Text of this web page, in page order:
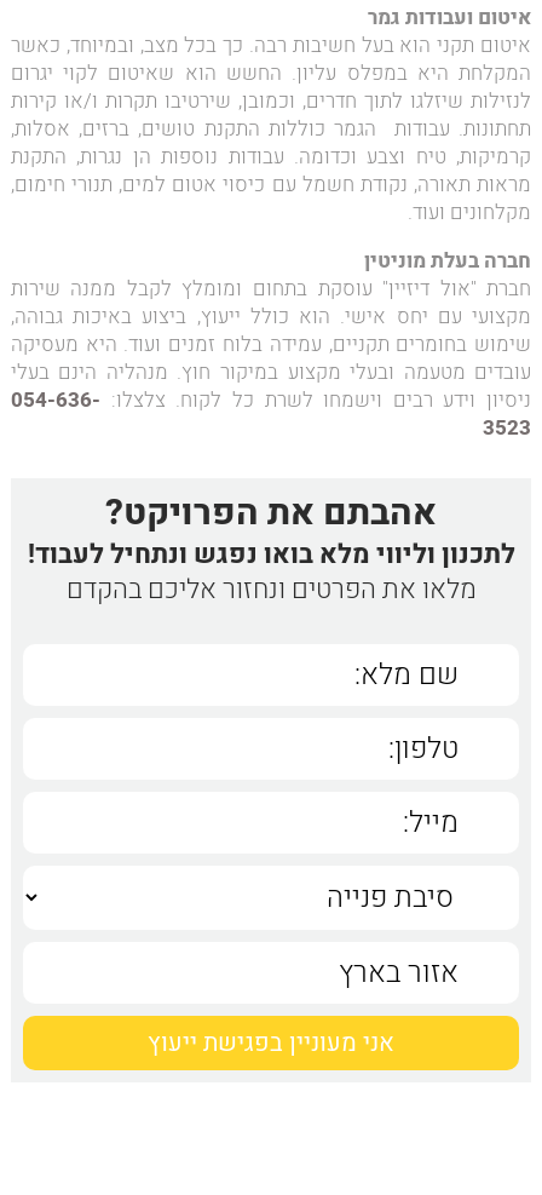
איטום ועבודות גמר
איטום תקני הוא בעל חשיבות רבה. כך בכל מצב, ובמיוחד, כאשר
המקלחת היא במפלס עליון. החשש הוא שאיטום לקוי יגרום
לנזילות שיזלגו לתוך חדרים, וכמובן, שירטיבו תקרות ו/או קירות
תחתונות. עבודות הגמר כוללות התקנת טושים, ברזים, אסלות,
קרמיקות, טיח וצבע וכדומה. עבודות נוספות הן נגרות, התקנת
מראות תאורה, נקודת חשמל עם כיסוי אטום למים, תנורי חימום,
מקלחונים ועוד.
חברה בעלת מוניטין
חברת "אול דיזיין" עוסקת בתחום ומומלץ לקבל ממנה שירות
מקצועי עם יחס אישי. הוא כולל ייעוץ, ביצוע באיכות גבוהה,
שימוש בחומרים תקניים, עמידה בלוח זמנים ועוד. היא מעסיקה
עובדים מטעמה ובעלי מקצוע במיקור חוץ. מנהליה הינם בעלי
ניסיון וידע רבים וישמחו לשרת כל לקוח. צלצלו: 054-636-
3523
אהבתם את הפרויקט?
לתכנון וליווי מלא בואו נפגש ונתחיל לעבוד!
מלאו את הפרטים ונחזור אליכם בהקדם